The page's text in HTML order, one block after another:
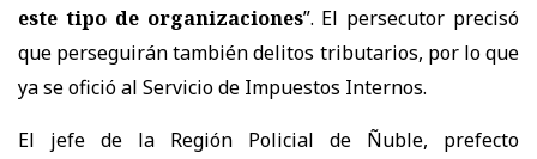
este tipo de organizaciones”. El persecutor precisó
que perseguirán también delitos tributarios, por lo que
ya se ofició al Servicio de Impuestos Internos.
El jefe de la Región Policial de Ñuble, prefecto